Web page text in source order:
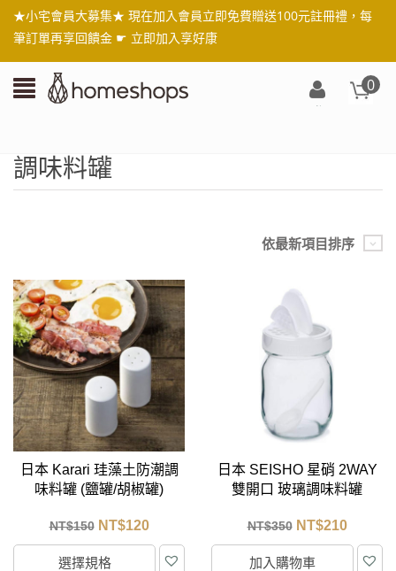
★小宅會員大募集★ 現在加入會員立即免費贈送100元註冊禮，每
筆訂單再享回饋金 ☛ 立即加入享好康
0
調味料罐
依最新項目排序
日本 Karari 珪藻土防潮調
味料罐 (鹽罐/胡椒罐)
NT$150 NT$120
選擇規格
日本 SEISHO 星硝 2WAY
雙開口 玻璃調味料罐
NT$350 NT$210
加入購物車